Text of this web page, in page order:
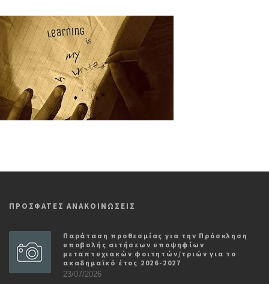
ΠΡΟΣΦΑΤΕΣ ΑΝΑΚΟΙΝΩΣΕΙΣ
Παράταση προθεσμίας για την Πρόσκληση
υποβολής αιτήσεων υποψηφίων
μεταπτυχιακών φοιτητών/τριών για το
ακαδημαϊκό έτος 2026-2027
23/07/2026